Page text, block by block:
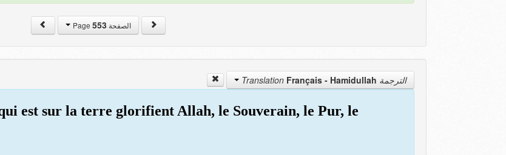
الصفحة Page553
الترجمة Translation Français - Hamidullah
est sur la terre glorifient Allah, le Souverain, le Pur, le